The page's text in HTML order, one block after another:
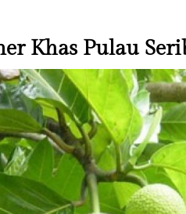
Khas Pulau